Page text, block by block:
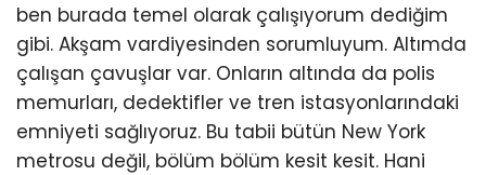
ben burada temel olarak çalışıyorum dediğim
gibi. Akşam vardiyesinden sorumluyum. Altımda
çalışan çavuşlar var. Onların altında da polis
memurları, dedektifler ve tren istasyonlarındaki
emniyeti sağlıyoruz. Bu tabii bütün New York
metrosu değil, bölüm bölüm kesit kesit. Hani